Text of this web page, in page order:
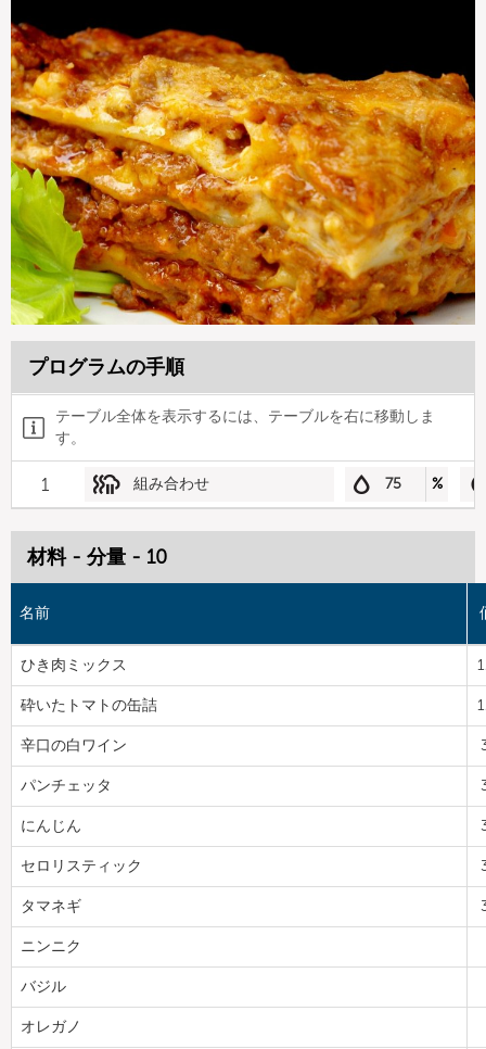
プログラムの手順
テーブル全体を表示するには、テーブルを右に移動しま
す。
1 組み合わせ 75 %
材料 - 分量 - 10
名前
ひき肉ミックス
砕いたトマトの缶詰
辛口の白ワイン
パンチェッタ
にんじん
セロリスティック
タマネギ
ニンニク
バジル
オレガノ